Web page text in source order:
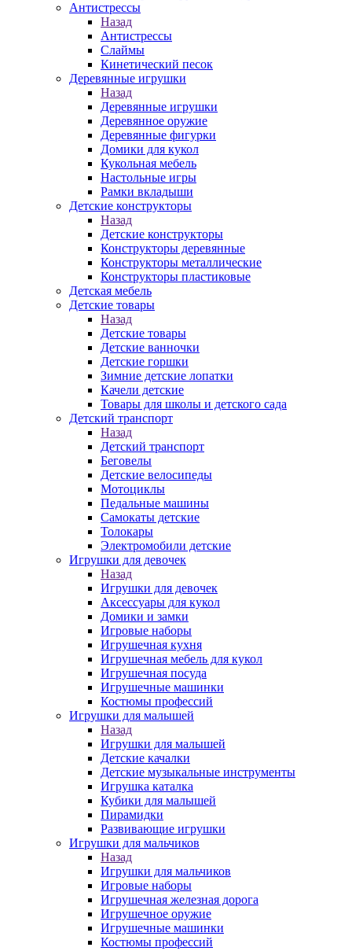
Антистрессы
Назад
Антистрессы
Слаймы
Кинетический песок
Деревянные игрушки
Назад
Деревянные игрушки
Деревянное оружие
Деревянные фигурки
Домики для кукол
Кукольная мебель
Настольные игры
Рамки вкладыши
Детские конструкторы
Назад
Детские конструкторы
Конструкторы деревянные
Конструкторы металлические
Конструкторы пластиковые
Детская мебель
Детские товары
Назад
Детские товары
Детские ванночки
Детские горшки
Зимние детские лопатки
Качели детские
Товары для школы и детского сада
Детский транспорт
Назад
Детский транспорт
Беговелы
Детские велосипеды
Мотоциклы
Педальные машины
Самокаты детские
Толокары
Электромобили детские
Игрушки для девочек
Назад
Игрушки для девочек
Аксессуары для кукол
Домики и замки
Игровые наборы
Игрушечная кухня
Игрушечная мебель для кукол
Игрушечная посуда
Игрушечные машинки
Костюмы профессий
Игрушки для малышей
Назад
Игрушки для малышей
Детские качалки
Детские музыкальные инструменты
Игрушка каталка
Кубики для малышей
Пирамидки
Развивающие игрушки
Игрушки для мальчиков
Назад
Игрушки для мальчиков
Игровые наборы
Игрушечная железная дорога
Игрушечное оружие
Игрушечные машинки
Костюмы профессий